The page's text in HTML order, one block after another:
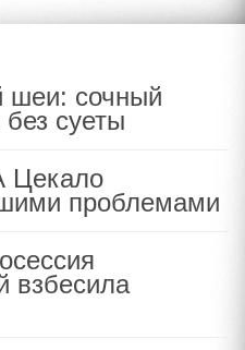
шеи: сочный
суеты
проблемами
взбесила